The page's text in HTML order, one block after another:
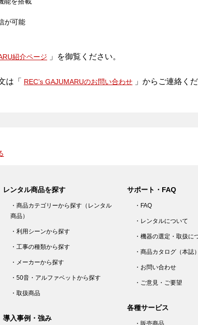
が可能
紹介ページ 」を御覧ください。
は「 REC’s GAJUMARUのお問い合わせ 」からご連絡くだ
レンタル商品を探す
・商品カテゴリーから探す（レンタル
商品）
・利用シーンから探す
・工事の種類から探す
・メーカーから探す
・50音・アルファベットから探す
・取扱商品
導入事例・強み
サポート・FAQ
・FAQ
・レンタルについて
・機器の選定・取扱に
・商品カタログ（本誌）
・お問い合わせ
・ご意見・ご要望
各種サービス
・販売商品